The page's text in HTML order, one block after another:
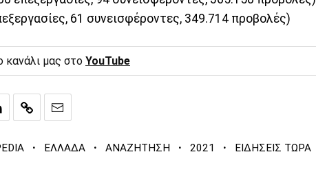
61 συνεισφέροντες, 349.714 προβολές)
κανάλι μας στο YouTube
· ΕΛΛΑΔΑ · ΑΝΑΖΗΤΗΣΗ · 2021 · ΕΙΔΗΣΕΙΣ ΤΩΡΑ